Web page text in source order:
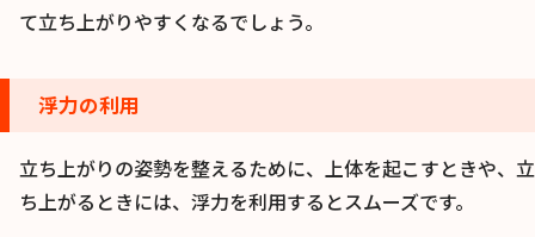
て立ち上がりやすくなるでしょう。
浮力の利用
立ち上がりの姿勢を整えるために、上体を起こすときや、立
ち上がるときには、浮力を利用するとスムーズです。